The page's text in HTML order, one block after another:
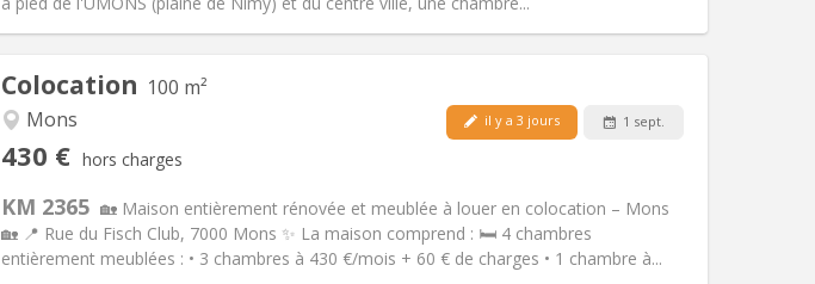
Colocation 100 m²
Mons
430 € hors charges
il y a 3 jours 1 sept.
KM 2365 🏡 Maison entièrement rénovée et meublée à louer en colocation – Mons
🏡 📍 Rue du Fisch Club, 7000 Mons ✨ La maison comprend : 🛏️ 4 chambres
entièrement meublées : • 3 chambres à 430 €/mois + 60 € de charges • 1 chambre à...
Aménagement
Salle de bain:Commune
Superficie:100 m2
Autre
Atmosphère:Studieuse,
Accès PMR:Non
Non-fumeur